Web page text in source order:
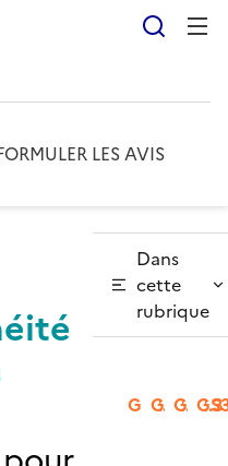
LES AVIS
Dans
cette
rubrique
GS2.1GS2.2GS2.3